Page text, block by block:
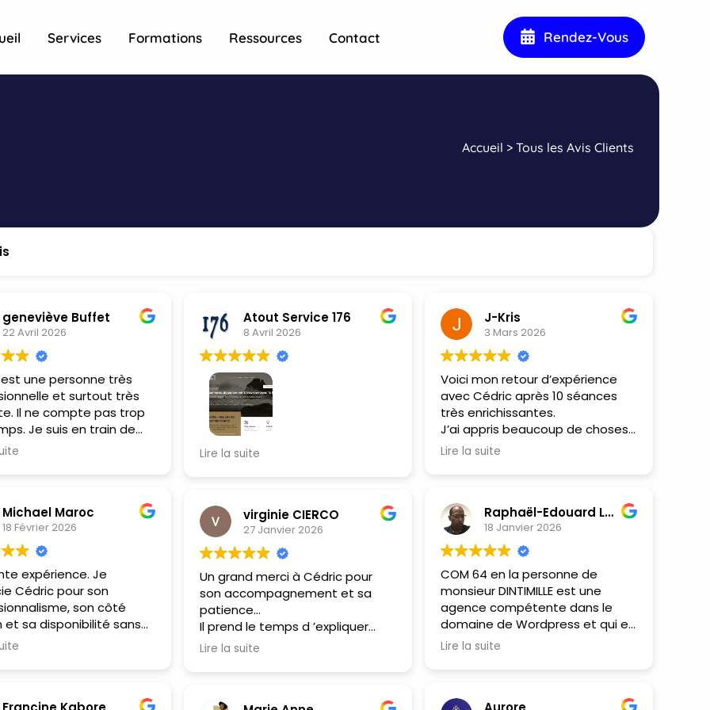
Services Formations Ressources Contact Rendez-Vous
Accueil > Tous les Avis Clients
geneviève Buffet
22 Avril 2026
une personne très
et surtout très
Il ne compte pas trop
Je suis en train de
son aide mon propre
Michael Maroc
18 Février 2026
expérience. Je
Cédric pour son
son côté
et sa disponibilité sans
recommande vivement
Atout Service 176
8 Avril 2026
Professionnalisme, accessibilité
avec vous pour mettre tout en
place (migration, hébergement,
site...). Merci beaucoup Cédric !
Lire la suite
virginie CIERCO
27 Janvier 2026
Un grand merci à Cédric pour
son accompagnement et sa
patience...
Il prend le temps d ’expliquer
clairement les différentes
Lire la suite
J-Kris
3 Mars 2026
Voici mon retour d’expérience
avec Cédric après 10 séances
très enrichissantes.
J’ai appris beaucoup de choses
et gagné énormément de
Aujourd’hui, je peux créer un site
complet seul grâce à toutes les
bonnes explications de Cédric.
Comme on dit, tout a une fin,
mais juste pour continuer à
apprendre et échanger avec lui,
il y a de grandes chances que je
reprenne un accompagnement
Lire la suite
Raphaël-Edouard LAURENCE
18 Janvier 2026
COM 64 en la personne de
monsieur DINTIMILLE est une
agence compétente dans le
domaine de Wordpress et qui en
sa qualité d'expert permet un
Lire la suite